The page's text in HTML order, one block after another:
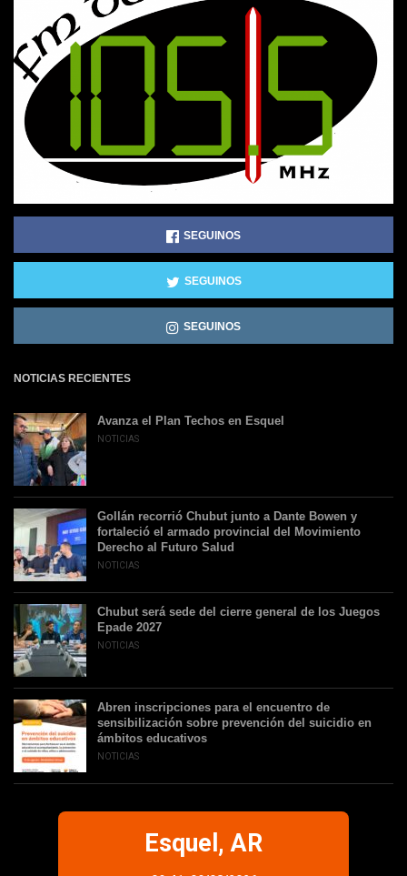
SEGUINOS
SEGUINOS
SEGUINOS
NOTICIAS RECIENTES
Avanza el Plan Techos en Esquel
NOTICIAS
Gollán recorrió Chubut junto a Dante Bowen y
fortaleció el armado provincial del Movimiento
Derecho al Futuro Salud
NOTICIAS
Chubut será sede del cierre general de los Juegos
Epade 2027
NOTICIAS
Abren inscripciones para el encuentro de
sensibilización sobre prevención del suicidio en
ámbitos educativos
NOTICIAS
Esquel, AR